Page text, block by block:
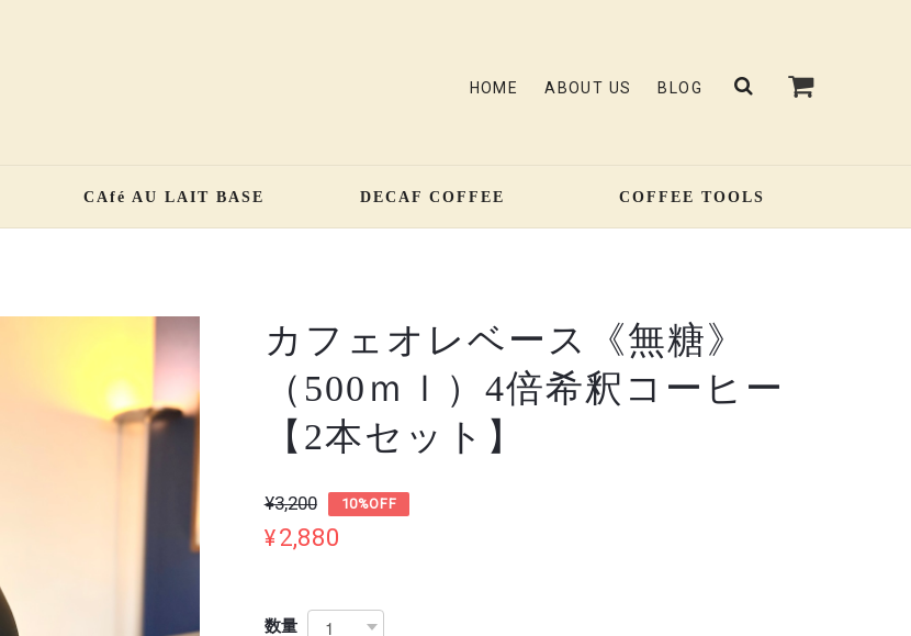
HOME ABOUT US BLOG
CAfé AU LAIT BASE DECAF COFFEE COFFEE TOOLS
カフェオレベース《無糖》
（500ｍｌ）4倍希釈コーヒー
【2本セット】
¥3,200 10%OFF
¥2,880
数量